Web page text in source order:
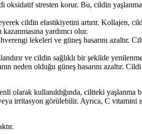
oksidatif stresten korur. Bu, cildin
cildin elastikiyetini artırır. Kollajen,
yardımcı olur.
lekeleri ve güneş hasarını azaltır.
ve cildin sağlıklı bir şekilde
neden olduğu güneş hasarını azaltır.
olarak kullanıldığında, ciltteki
irritasyon görülebilir. Ayrıca, C vitamini